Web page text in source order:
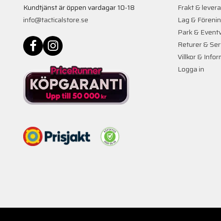
Kundtjänst är öppen vardagar 10-18
info@tacticalstore.se
Frakt &
Lag &
Park &
Returer &
Villkor &
Logga in